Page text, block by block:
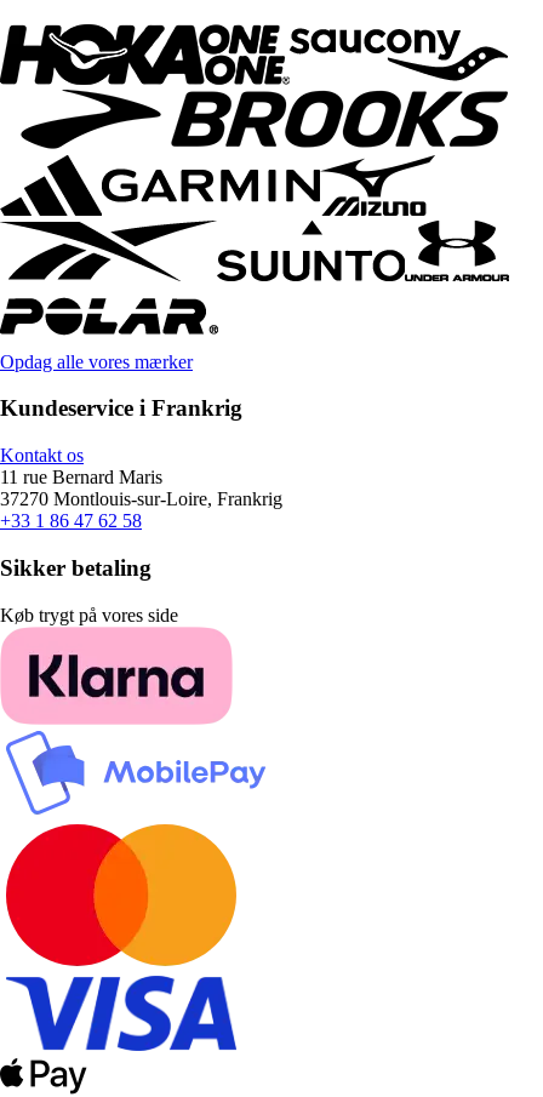
Opdag alle vores mærker
Kundeservice i Frankrig
Kontakt os
11 rue Bernard Maris
37270 Montlouis-sur-Loire, Frankrig
+33 1 86 47 62 58
Sikker betaling
Køb trygt på vores side